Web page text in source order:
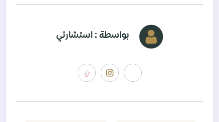
بواسطة : استشارتي